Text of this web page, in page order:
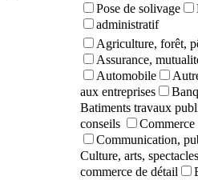
Pose de solivage
administratif
Agriculture, forêt,
Assurance,
Automobile
aux entreprises
Batiments travaux
conseils
Communication,
Culture, arts, spectacles
commerce de détail